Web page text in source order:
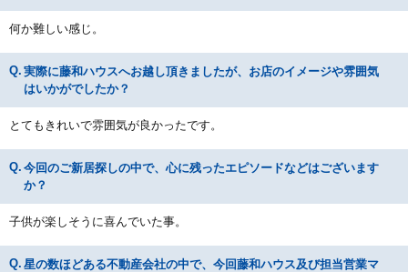
何か難しい感じ。
実際に藤和ハウスへお越し頂きましたが、お店のイメージや雰囲気
はいかがでしたか？
とてもきれいで雰囲気が良かったです。
今回のご新居探しの中で、心に残ったエピソードなどはございます
か？
子供が楽しそうに喜んでいた事。
星の数ほどある不動産会社の中で、今回藤和ハウス及び担当営業マ